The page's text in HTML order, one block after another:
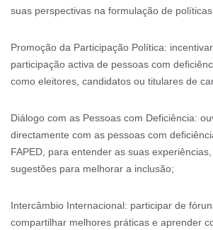
suas perspectivas na formulação de
Promoção da Participação Política:
participação activa de pessoas com
como eleitores, candidatos ou titulares de
Diálogo com as Pessoas com Deficiência:
directamente com as pessoas com
FAPED, para entender as suas
sugestões para melhorar a inclusão;
Intercâmbio Internacional: participar de
compartilhar melhores práticas e aprender